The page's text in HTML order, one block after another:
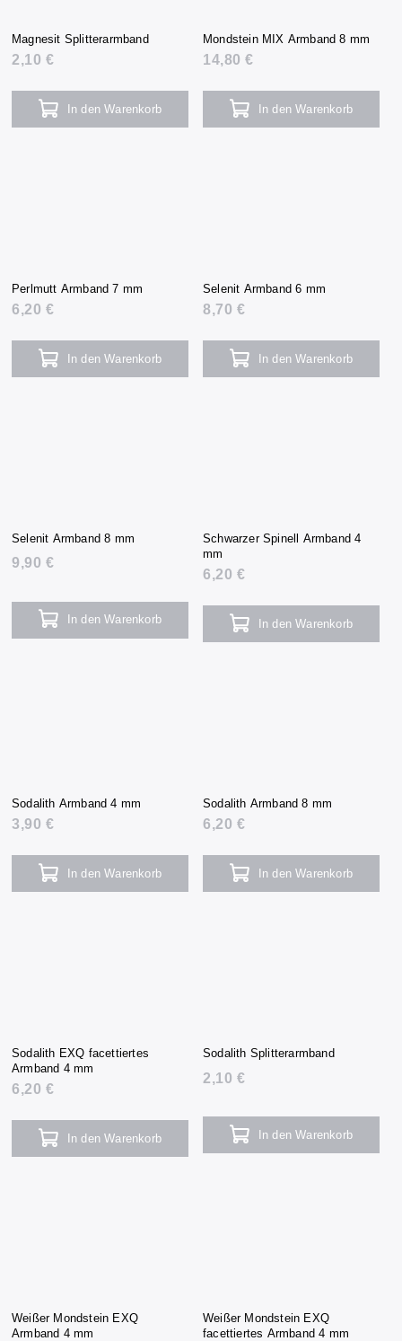
Magnesit Splitterarmband
2,10 €
In den Warenkorb
Mondstein MIX Armband 8 mm
14,80 €
In den Warenkorb
Perlmutt Armband 7 mm
6,20 €
In den Warenkorb
Selenit Armband 6 mm
8,70 €
In den Warenkorb
Selenit Armband 8 mm
9,90 €
In den Warenkorb
Schwarzer Spinell Armband 4
mm
6,20 €
In den Warenkorb
Sodalith Armband 4 mm
3,90 €
In den Warenkorb
Sodalith Armband 8 mm
6,20 €
In den Warenkorb
Sodalith EXQ facettiertes
Armband 4 mm
6,20 €
In den Warenkorb
Sodalith Splitterarmband
2,10 €
In den Warenkorb
Weißer Mondstein EXQ
Armband 4 mm
Weißer Mondstein EXQ
facettiertes Armband 4 mm